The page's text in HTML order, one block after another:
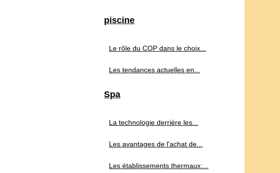
piscine
Le rôle du COP dans le choix...
Les tendances actuelles en...
Spa
La technologie derrière les...
Les avantages de l'achat de...
Les établissements thermaux:...